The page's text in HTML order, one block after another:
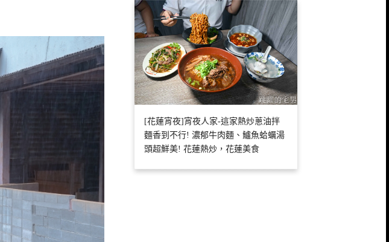
[花蓮宵夜]宵夜人家-這家熱炒蔥油拌
麵香到不行! 濃郁牛肉麵、鱸魚蛤蠣湯
頭超鮮美! 花蓮熱炒，花蓮美食